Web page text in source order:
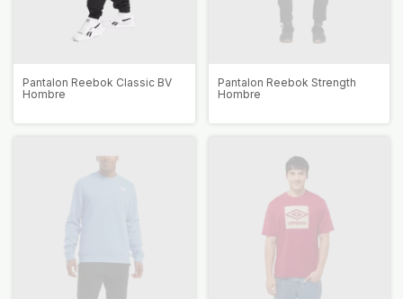
Pantalon Reebok Classic BV
Hombre
Pantalon Reebok Strength
Hombre